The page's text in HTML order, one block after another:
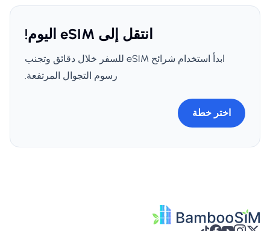
انتقل إلى eSIM اليوم!
ابدأ استخدام شرائح eSIM للسفر خلال دقائق وتجنب
رسوم التجوال المرتفعة.
اختر خطة